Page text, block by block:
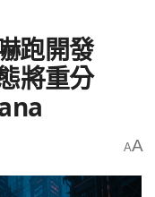
跑開發
將重分
AA